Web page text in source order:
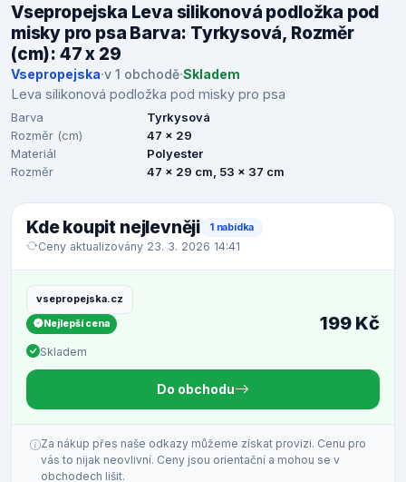
Vsepropejska Leva silikonová podložka pod
misky pro psa Barva: Tyrkysová, Rozměr
(cm): 47 x 29
Vsepropejska·v 1 obchodě·Skladem
Leva silikonová podložka pod misky pro psa
Barva
Tyrkysová
Rozměr (cm)
47 x 29
Materiál
Polyester
Rozměr
47 x 29 cm, 53 x 37 cm
Kde koupit nejlevněji 1 nabídka
Ceny aktualizovány 23. 3. 2026 14:41
vsepropejska.cz
Nejlepší cena
Skladem
199 Kč
Do obchodu
Za nákup přes naše odkazy můžeme získat provizi. Cenu pro
vás to nijak neovlivní. Ceny jsou orientační a mohou se v
obchodech lišit.